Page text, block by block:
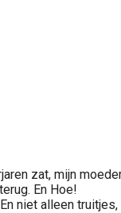
zat, mijn
En Hoe!
niet alleen